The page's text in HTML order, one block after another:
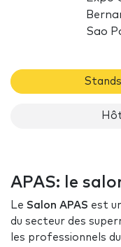
Sao
APAS: le
Le Salon APAS est
du secteur des
les professionnels